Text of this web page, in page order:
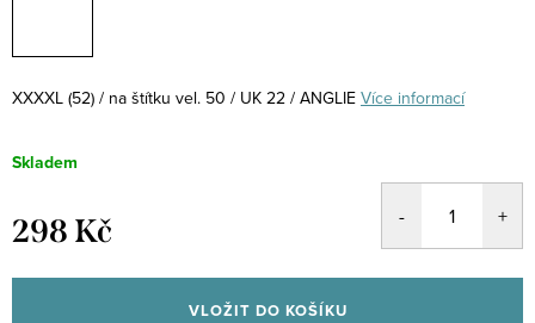
XXXXL (52) / na štítku vel. 50 / UK 22 / ANGLIE Více informací
Skladem
298 Kč
cena:
VLOŽIT DO KOŠÍKU